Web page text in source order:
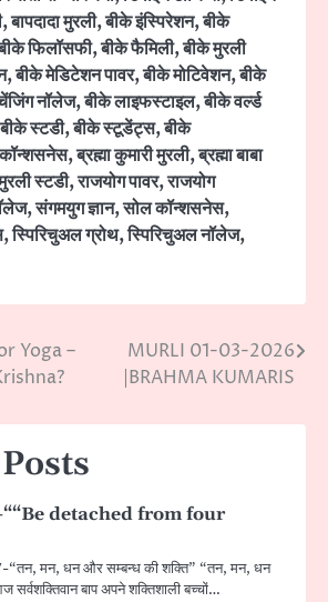
,बापदादा मुरली,बीके इंस्पिरेशन,बीके
फिलॉसफी,बीके फैमिली,बीके मुरली
,बीके मेडिटेशन पावर,बीके मोटिवेशन,बीके
नॉलेज,बीके लाइफस्टाइल,बीके वर्ल्ड
बीके स्टडी,बीके स्टूडेंट्स,बीके
कॉन्शसनेस,ब्रह्मा कुमारी मुरली,ब्रह्मा बाबा
स्टडी,राजयोग पावर,राजयोग
,संगमयुग ज्ञान,सोल कॉन्शसनेस,
,स्पिरिचुअल ग्रोथ,स्पिरिचुअल नॉलेज,
Yoga –
MURLI 01-03-2026
|BRAHMA KUMARIS
detached from four
मन, धन और सम्बन्ध की शक्ति” “तन, मन, धन
बाप अपने शक्तिशाली बच्चों…